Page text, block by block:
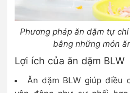
Phương pháp ăn dặm tự
bằng những món
Lợi ích của ăn dặm BLW
Ăn dặm BLW giúp điều